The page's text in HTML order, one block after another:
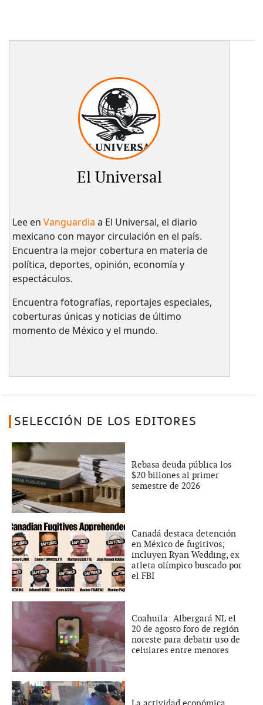
El Universal
Lee en Vanguardia a El Universal, el diario
mexicano con mayor circulación en el país.​
Encuentra la mejor cobertura en materia de
política, deportes, opinión, economía y
espectáculos.
Encuentra fotografías, reportajes especiales,
coberturas únicas y noticias de último
momento de México y el mundo.
SELECCIÓN DE LOS EDITORES
Rebasa deuda pública los
$20 billones al primer
semestre de 2026
Canadá destaca detención
en México de fugitivos;
incluyen Ryan Wedding, ex
atleta olímpico buscado por
el FBI
Coahuila: Albergará NL el
20 de agosto foro de región
noreste para debatir uso de
celulares entre menores